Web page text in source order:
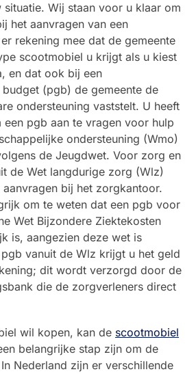
Wij staan voor u klaar om
het aanvragen van een
rekening mee dat de gemeente
scootmobiel u krijgt als u kiest
en dat ook bij een
(pgb) de gemeente de
ondersteuning vaststelt. U heeft
pgb aan te vragen voor hulp
ondersteuning (Wmo)
de Jeugdwet. Voor zorg en
de Wet langdurige zorg (Wlz)
bij het zorgkantoor.
om te weten dat een pgb voor
Wet Bijzondere Ziektekosten
is, aangezien deze wet is
vanuit de Wlz krijgt u het geld
dit wordt verzorgd door de
die de zorgverleners direct
wil kopen, kan de scootmobiel
belangrijke stap zijn om de
Nederland zijn er verschillende